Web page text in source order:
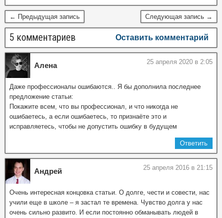
← Предыдущая запись Следующая запись →
5 комментариев Оставить комментарий
Алена 25 апреля 2020 в 2:05
Даже профессионалы ошибаются.. Я бы дополнила последнее
предложение статьи:
Покажите всем, что вы профессионал, и что никогда не
ошибаетесь, а если ошибаетесь, то признаёте это и
исправляетесь, чтобы не допустить ошибку в будущем
Ответить
Андрей 25 апреля 2016 в 21:15
Очень интересная концовка статьи. О долге, чести и совести, нас
учили еще в школе – я застал те времена. Чувство долга у нас
очень сильно развито. И если постоянно обманывать людей в